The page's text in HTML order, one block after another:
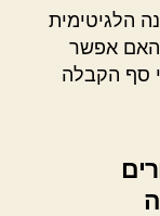
הלגיטימית
האם אפשר
סף הקבלה